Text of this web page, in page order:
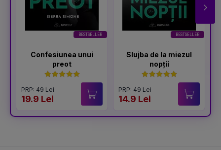
BESTSELLER
Confesiunea unui
preot
PRP: 49 Lei
19.9 Lei
BESTSELLER
Slujba de la miezul
nopții
PRP: 49 Lei
14.9 Lei